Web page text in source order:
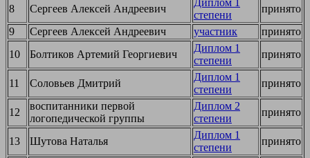
8 Сергеев Алексей Андреевич
Диплом 1
степени
принято
9
Сергеев Алексей Андреевич участник
принято
10
Болтиков Артемий Георгиевич
Диплом 1
степени
принято
11 Соловьев Дмитрий
Диплом 1
степени
принято
12
воспитанники первой
логопедической группы
Диплом 2
степени
принято
13 Шутова Наталья
Диплом 1
степени
принято